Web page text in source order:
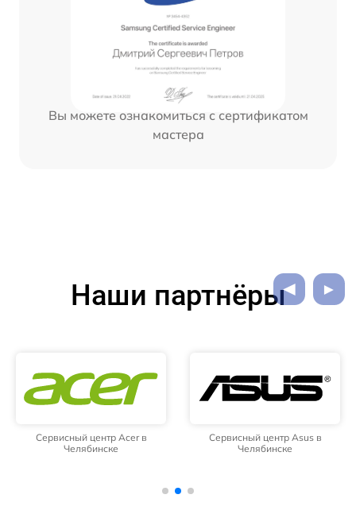
Вы можете ознакомиться с сертификатом
мастера
Наши партнёры
Сервисный центр Acer в
Челябинске
Сервисный центр Asus в
Челябинске